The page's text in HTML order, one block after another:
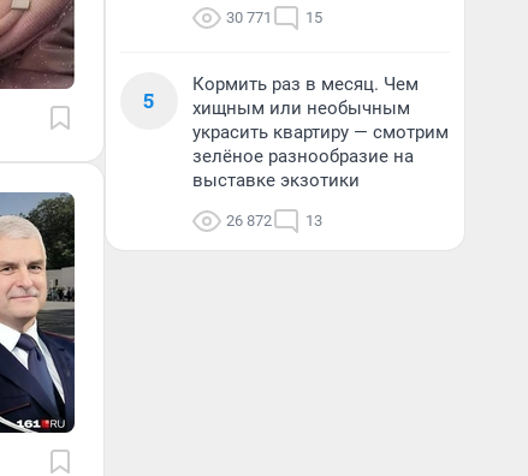
30 771 15
5
Кормить раз в месяц. Чем
хищным или необычным
украсить квартиру — смотрим
зелёное разнообразие на
выставке экзотики
26 872 13